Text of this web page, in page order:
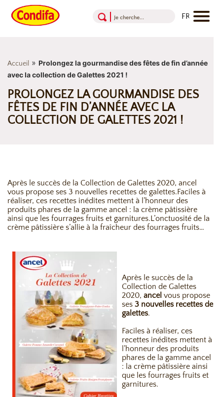
Accueil » Prolongez la gourmandise des fêtes de fin d’année
avec la collection de Galettes 2021 !
PROLONGEZ LA GOURMANDISE DES
FÊTES DE FIN D’ANNÉE AVEC LA
COLLECTION DE GALETTES 2021 !
Après le succès de la Collection de Galettes 2020, ancel
vous propose ses 3 nouvelles recettes de galettes.Faciles à
réaliser, ces recettes inédites mettent à l’honneur des
produits phares de la gamme ancel : la crème pâtissière
ainsi que les fourrages fruits et garnitures.L’onctuosité de la
crème pâtissière s’allie à la fraîcheur des fourrages fruits…
Après le succès de la
Collection de Galettes
2020, ancel vous propose
ses 3 nouvelles recettes de
galettes.
Faciles à réaliser, ces
recettes inédites mettent à
l’honneur des produits
phares de la gamme ancel
: la crème pâtissière ainsi
que les fourrages fruits et
garnitures.